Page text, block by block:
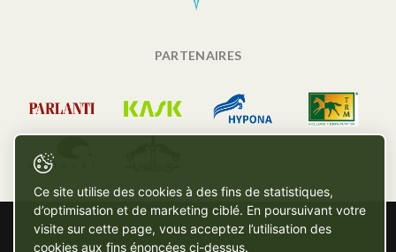
PARTENAIRES
Ce site utilise des cookies à des fins de statistiques,
d’optimisation et de marketing ciblé. En poursuivant votre
visite sur cette page, vous acceptez l’utilisation des
cookies aux fins énoncées ci-dessus.